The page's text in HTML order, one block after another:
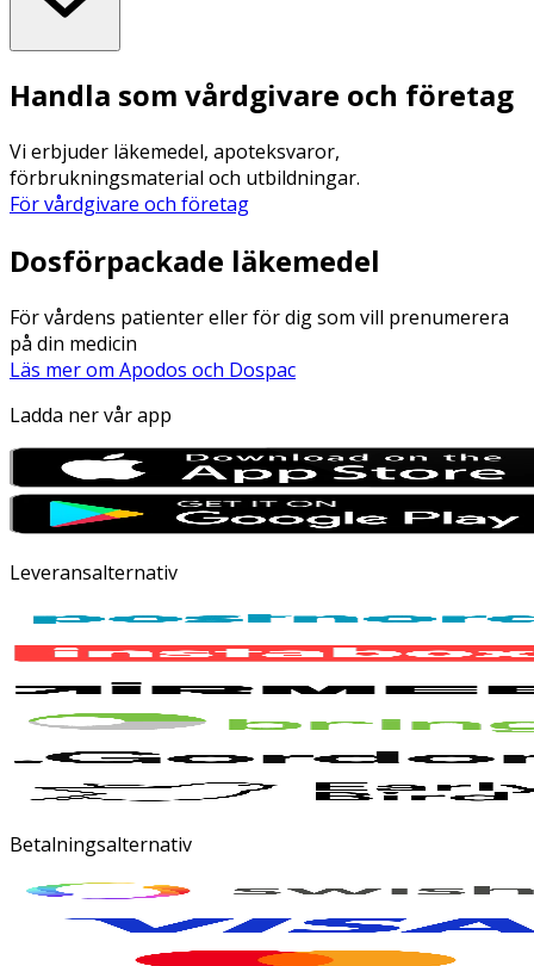
Handla som vårdgivare och företag
Vi erbjuder läkemedel, apoteksvaror,
förbrukningsmaterial och utbildningar.
För vårdgivare och företag
Dosförpackade läkemedel
För vårdens patienter eller för dig som vill prenumerera
på din medicin
Läs mer om Apodos och Dospac
Ladda ner vår app
Leveransalternativ
Betalningsalternativ